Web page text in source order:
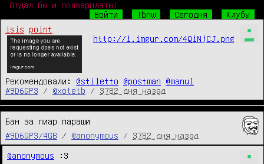
Отдал бы и ползарплаты!
Войти
!bnw Сегодня
Клубы
isis
point
http://i.imgur.com/4QiNjCJ.png
Рекомендовали: @stiletto @postman
@manul
#9D6GP3
/ @xotetb / 3782 дня назад
Бан за пиар параши
#9D6GP3/4GB
/ @anonymous / 3782 дня назад
@anonymous :3